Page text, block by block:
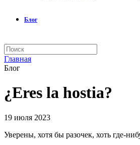
Блог
Главная
Блог
¿Eres la hostia?
19 июля 2023
Уверены, хотя бы разочек, хоть где-